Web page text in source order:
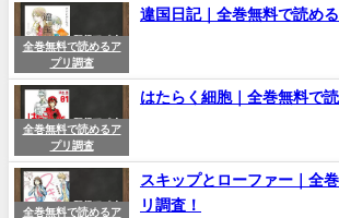
全巻無料で読めるア
プリ調査
違国日記｜全巻無料で読め
全巻無料で読めるア
プリ調査
はたらく細胞｜全巻無料で
全巻無料で読めるア
スキップとローファー｜全
リ調査！